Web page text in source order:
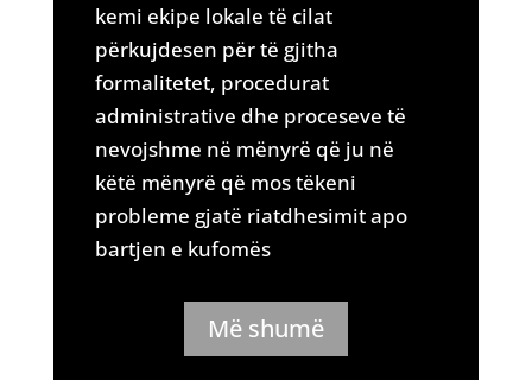
kemi ekipe lokale të cilat
përkujdesen për të gjitha
formalitetet, procedurat
administrative dhe proceseve të
nevojshme në mënyrë që ju në
këtë mënyrë që mos tëkeni
probleme gjatë riatdhesimit apo
bartjen e kufomës
Më shumë